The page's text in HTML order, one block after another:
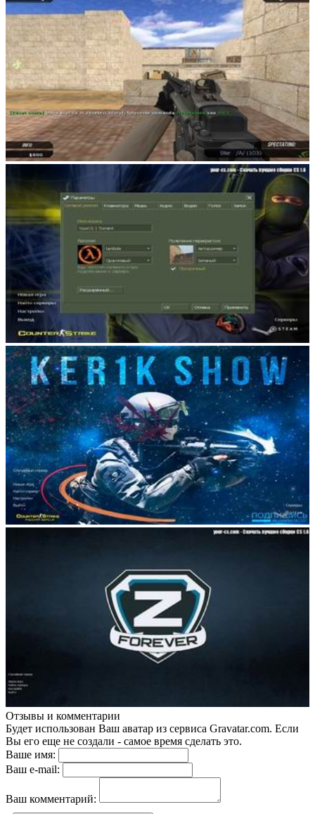
Отзывы и комментарии
Будет использован Ваш аватар из сервиса Gravatar.com. Если
Вы его еще не создали - самое время сделать это.
Ваше имя:
Ваш e-mail:
Ваш комментарий: